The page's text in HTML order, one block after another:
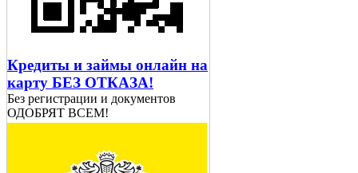
Кредиты и займы онлайн на
карту БЕЗ ОТКАЗА!
Без регистрации и документов
ОДОБРЯТ ВСЕМ!